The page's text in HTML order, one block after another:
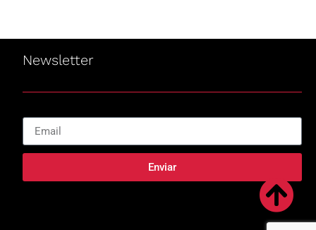
Newsletter
Enviar